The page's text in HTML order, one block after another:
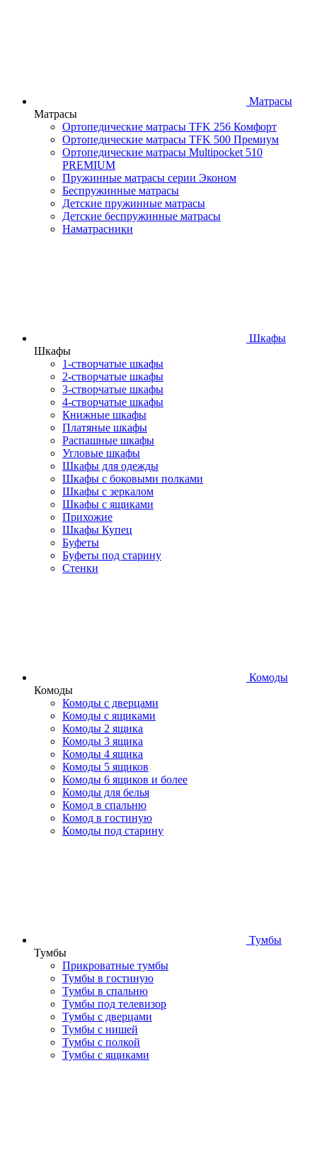
Матрасы
Матрасы
Ортопедические матрасы TFK 256 Комфорт
Ортопедические матрасы TFK 500 Премиум
Ортопедические матрасы Multipocket 510
PREMIUM
Пружинные матрасы серии Эконом
Беспружинные матрасы
Детские пружинные матрасы
Детские беспружинные матрасы
Наматрасники
Шкафы
Шкафы
1-створчатые шкафы
2-створчатые шкафы
3-створчатые шкафы
4-створчатые шкафы
Книжные шкафы
Платяные шкафы
Распашные шкафы
Угловые шкафы
Шкафы для одежды
Шкафы с боковыми полками
Шкафы с зеркалом
Шкафы с ящиками
Прихожие
Шкафы Купец
Буфеты
Буфеты под старину
Стенки
Комоды
Комоды
Комоды с дверцами
Комоды с ящиками
Комоды 2 ящика
Комоды 3 ящика
Комоды 4 ящика
Комоды 5 ящиков
Комоды 6 ящиков и более
Комоды для белья
Комод в спальню
Комод в гостиную
Комоды под старину
Тумбы
Тумбы
Прикроватные тумбы
Тумбы в гостиную
Тумбы в спальню
Тумбы под телевизор
Тумбы с дверцами
Тумбы с нишей
Тумбы с полкой
Тумбы с ящиками